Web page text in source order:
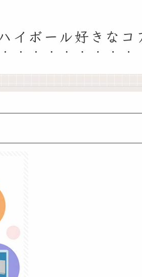
イボール好きなコ